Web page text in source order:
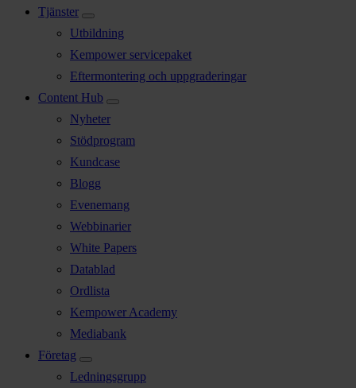
Tjänster
Utbildning
Kempower servicepaket
Eftermontering och uppgraderingar
Content Hub
Nyheter
Stödprogram
Kundcase
Blogg
Evenemang
Webbinarier
White Papers
Datablad
Ordlista
Kempower Academy
Mediabank
Företag
Ledningsgrupp